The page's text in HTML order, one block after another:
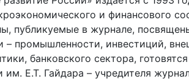
и финансового
публикуемые в журнале,
– промышленности, инвестиций,
банковского сектора,
им. Е.Т. Гайдара – учредителя